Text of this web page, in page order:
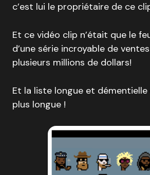
c’est lui le propriétaire de ce
Et ce vidéo clip n’était que le
d’une série incroyable de
plusieurs millions de dollars!
Et la liste longue et
plus longue !